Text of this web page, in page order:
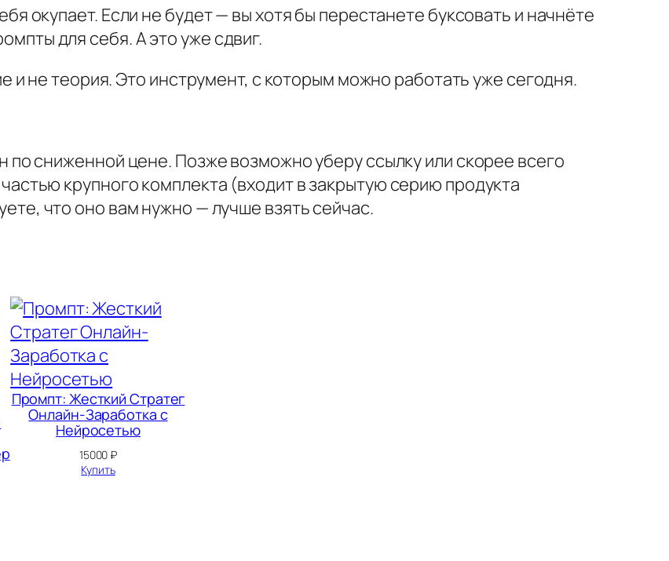
р
о
с
д
а
н
р
о
ф
е
с
с
и
окупает. Если не будет — вы хотя бы перестанете буксовать и начнёте
для себя. А это уже сдвиг.
и не теория. Это инструмент, с которым можно работать уже сегодня.
по сниженной цене. Позже возможно уберу ссылку или скорее всего
крупного комплекта (входит в закрытую серию продукта
что оно вам нужно — лучше взять сейчас.
Промпт: Жесткий Стратег
Онлайн-Заработка с
Нейросетью
15000 ₽
Купить